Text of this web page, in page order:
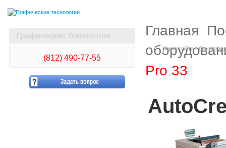
Карта сайта О
Графические Технологии
(812) 490-77-55
Главная
Pro 33